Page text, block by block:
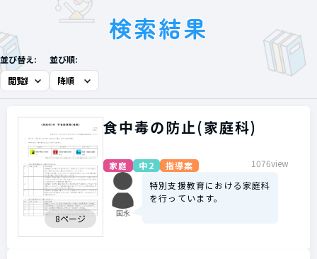
検索結果
並び替え: 並び順:
8ページ
食中毒の防止(家庭科)
家庭 中2 指導案 1076view
国永
特別支援教育における家庭科
を行っています。